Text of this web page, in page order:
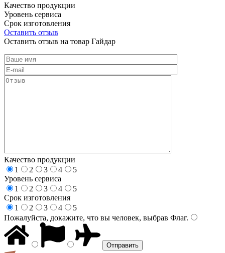
Качество продукции
Уровень сервиса
Срок изготовления
Оставить отзыв
Оставить отзыв на товар Гайдар
Качество продукции
1
2 3 4
5
Уровень сервиса
1
2 3 4
5
Срок изготовления
1
2 3 4
5
Пожалуйста, докажите, что вы человек, выбрав Флаг.